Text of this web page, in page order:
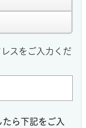
スをご入力くだ
ら下記をご入